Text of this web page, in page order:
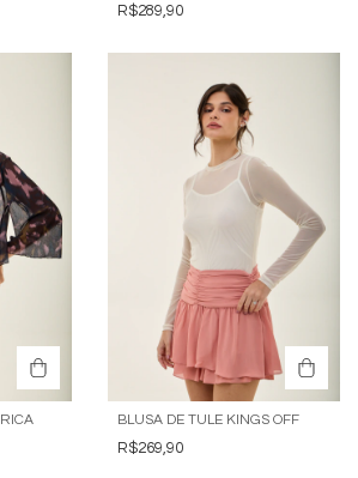
R$289,90
BLUSA DE TULE KINGS OFF
R$269,90